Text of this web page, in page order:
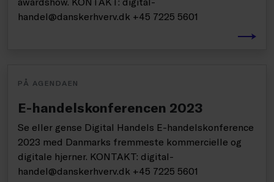
handel@danskerhverv.dk +45 7225 5601
PÅ AGENDAEN
E-handelskonferencen 2023
Se eller gense Digital Handels E-handelskonference
2023 med Danmarks fremmeste kommercielle og
digitale hjerner. KONTAKT: digital-
handel@danskerhverv.dk +45 7225 5601